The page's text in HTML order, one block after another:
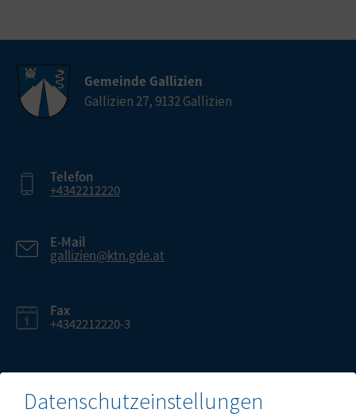
Gemeinde Gallizien
Gallizien 27, 9132 Gallizien
Telefon
+4342212220
E-Mail
gallizien@ktn.gde.at
Fax
+4342212220-3
Datenschutzeinstellungen